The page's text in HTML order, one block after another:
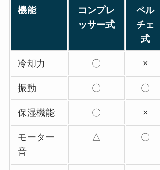
機能
コンプレ
ッサー式
ペル
チェ
式
冷却力 〇 ×
振動 〇 〇
保湿機能 〇 ×
モーター
音
△ 〇